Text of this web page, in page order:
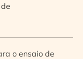
o ensaio de